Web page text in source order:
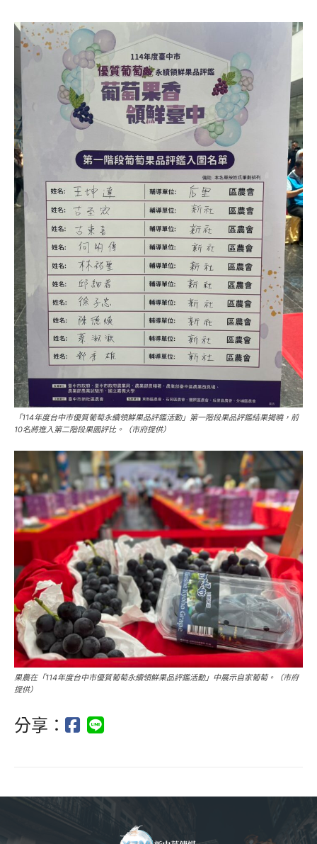
「114年度台中市優質葡萄永續領鮮果品評鑑活動」第一階段果品評鑑結果揭曉，前
10名將進入第二階段果園評比。（市府提供）
果農在「114年度台中市優質葡萄永續領鮮果品評鑑活動」中展示自家葡萄。（市府
提供）
分享：